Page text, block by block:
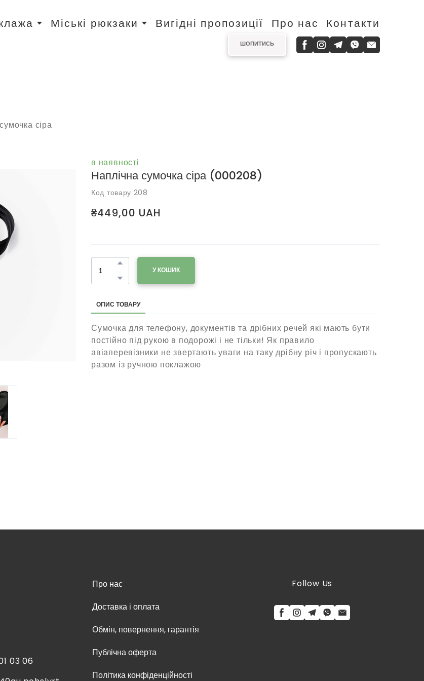
Міські рюкзаки Вигідні пропозиції Про нас Контакти
ШОПИТИСЬ
сіра
в наявності
Наплічна сумочка сіра(000208)
Код товару 208
₴449,00 UAH
У КОШИК
ОПИС ТОВАРУ
Сумочка для телефону, документів та дрібних речей які мають бути
постійно під рукою в подорожі і не тільки! Як правило
авіаперевізники не звертають уваги на таку дрібну річ і пропускають
разом із ручною поклажою
03 06
Про нас
Доставка і оплата
Обмін, повернення, гарантія
Публічна оферта
Політика конфіденційності
Follow Us